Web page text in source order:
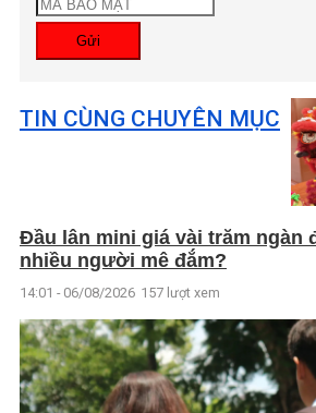
Gửi
TIN CÙNG CHUYÊN MỤC
Đầu lân mini giá vài trăm ngàn
nhiều người mê đắm?
14:01 - 06/08/2026 157 lượt xem